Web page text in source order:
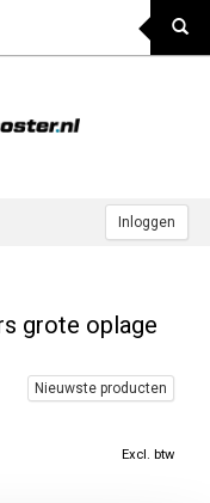
Inloggen
grote oplage
Nieuwste producten
Excl. btw